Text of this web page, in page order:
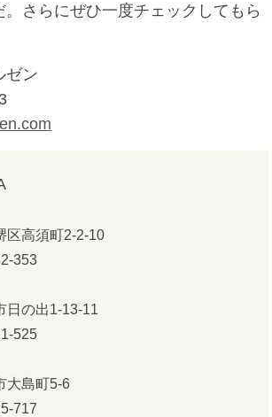
さらにぜひ一度チェックしてもら
ゼン
区高須町2-2-10
353
日の出1-13-11
525
大島町5-6
717